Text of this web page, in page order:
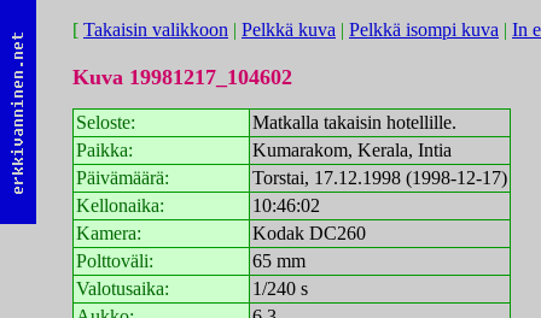
[ Takaisin valikkoon | Pelkkä kuva | Pelkkä isompi kuva | In
Kuva 19981217_104602
Seloste:
Matkalla takaisin hotellille.
Paikka:
Kumarakom, Kerala, Intia
Päivämäärä:
Torstai, 17.12.1998 (1998-12-17)
Kellonaika:
10:46:02
Kamera:
Kodak DC260
Polttoväli:
65 mm
Valotusaika:
1/240 s